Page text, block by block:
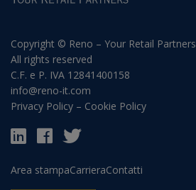
Copyright © Reno – Your Retail Partners
All rights reserved
C.F. e P. IVA 12841400158
info@reno-it.com
Privacy Policy – Cookie Policy
Area stampaCarrieraContatti